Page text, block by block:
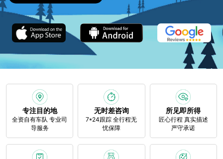
专注目的地
全资自有车队 专业司
导服务
无时差咨询
7*24跟踪 全行程无
忧保障
所见即所得
匠心行程 真实描述
严守承诺